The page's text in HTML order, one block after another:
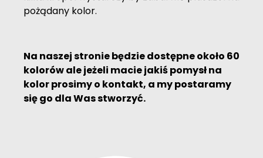
pożądany kolor.
Na naszej stronie będzie dostępne około 60
kolorów ale jeżeli macie jakiś pomysł na
kolor prosimy o kontakt, a my postaramy
się go dla Was stworzyć.